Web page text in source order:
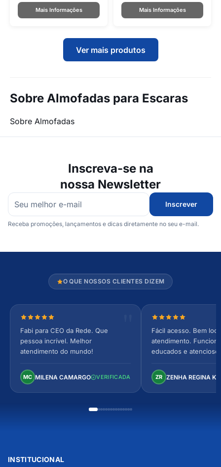
Mais Informações Mais Informações
Ver mais produtos
Sobre Almofadas para Escaras
Sobre Almofadas
Inscreva-se na
nossa Newsletter
Inscrever
Receba promoções, lançamentos e dicas diretamente no seu e-mail.
O QUE NOSSOS CLIENTES DIZEM
Nota 5 de 5 estrelas
Fabi para CEO da Rede. Que
pessoa incrível. Melhor
atendimento do mundo!
MC MILENA CAMARGO VERIFICADA
Nota 5 de 5
Fácil acesso. Bem
atendimento.
educados e
Perfeito!
ZR ZENHA REGINA
INSTITUCIONAL